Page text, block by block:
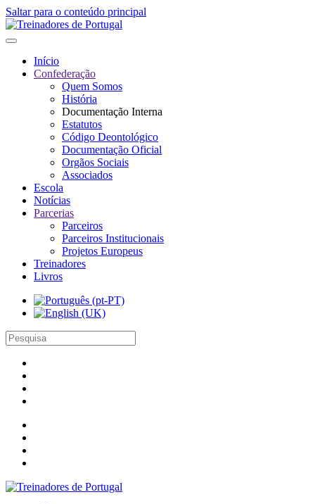
Saltar para o conteúdo principal
Início
Confederação
Quem Somos
História
Documentação Interna
Estatutos
Código Deontológico
Documentação Oficial
Orgãos Sociais
Associados
Escola
Notícias
Parcerias
Parceiros
Parceiros Institucionais
Projetos Europeus
Treinadores
Livros